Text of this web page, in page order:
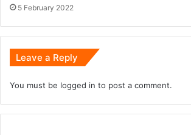
5 February 2022
Leave a Reply
You must be logged in to post a comment.